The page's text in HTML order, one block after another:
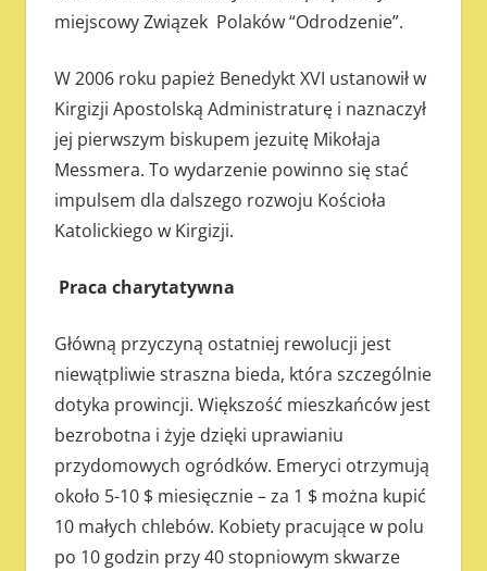
miejscowy Związek Polaków “Odrodzenie”.
W 2006 roku papież Benedykt XVI ustanowił w
Kirgizji Apostolską Administraturę i naznaczył
jej pierwszym biskupem jezuitę Mikołaja
Messmera. To wydarzenie powinno się stać
impulsem dla dalszego rozwoju Kościoła
Katolickiego w Kirgizji.
Praca charytatywna
Główną przyczyną ostatniej rewolucji jest
niewątpliwie straszna bieda, która szczególnie
dotyka prowincji. Większość mieszkańców jest
bezrobotna i żyje dzięki uprawianiu
przydomowych ogródków. Emeryci otrzymują
około 5-10 $ miesięcznie – za 1 $ można kupić
10 małych chlebów. Kobiety pracujące w polu
po 10 godzin przy 40 stopniowym skwarze